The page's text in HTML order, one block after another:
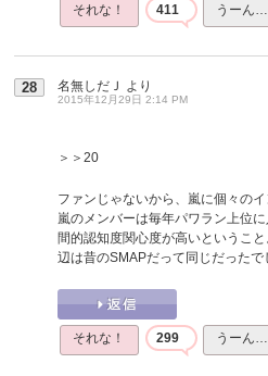
それな！ 411 うーん…
28 名無しだＪ より
2015年12月29日 2:14 PM
＞＞20
ファンじゃないから、嵐に個々の
嵐のメンバーは毎年パワラン上位
間的認知度関心度が高いというこ
辺は昔のSMAPだって同じだったで
それな！ 299 うーん…